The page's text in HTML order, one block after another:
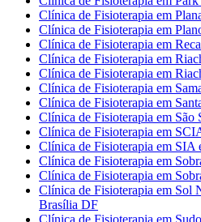
Clínica de Fisioterapia em
Clínica de Fisioterapia em
Clínica de Fisioterapia em
Clínica de Fisioterapia em
Clínica de Fisioterapia em
Clínica de Fisioterapia em
Clínica de Fisioterapia em
Clínica de Fisioterapia em São
Clínica de Fisioterapia em
Clínica de Fisioterapia em SIA
Clínica de Fisioterapia em
Clínica de Fisioterapia em
Clínica de Fisioterapia em Sol
Brasília DF